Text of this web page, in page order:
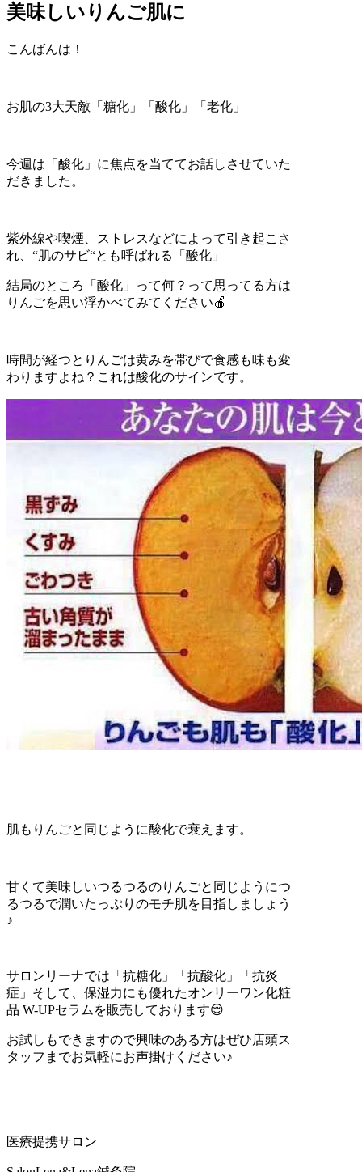
美味しいりんご肌に
こんばんは！
お肌の3大天敵「糖化」「酸化」「老化」
今週は「酸化」に焦点を当ててお話しさせていた
だきました。
紫外線や喫煙、ストレスなどによって引き起こさ
れ、 “肌のサビ“とも呼ばれる「酸化」
結局のところ「酸化」って何？って思ってる方は
りんごを思い浮かべてみてください🍎
時間が経つとりんごは黄みを帯びで食感も味も変
わりますよね？これは酸化のサインです。
肌もりんごと同じように酸化で衰えます。
甘くて美味しいつるつるのりんごと同じようにつ
るつるで潤いたっぷりのモチ肌を目指しましょう
♪
サロンリーナでは「抗糖化」「抗酸化」「抗炎
症」そして、保湿力にも優れたオンリーワン化粧
品 W-UPセラムを販売しております😌
お試しもできますので興味のある方はぜひ店頭ス
タッフまでお気軽にお声掛けください♪
医療提携サロン